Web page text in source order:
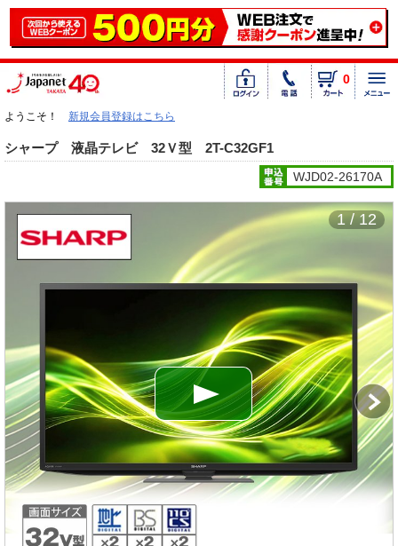
0
ようこそ！ 新規会員登録はこちら
シャープ 液晶テレビ 32Ｖ型 2T-C32GF1
WJD02-26170A
1 / 12